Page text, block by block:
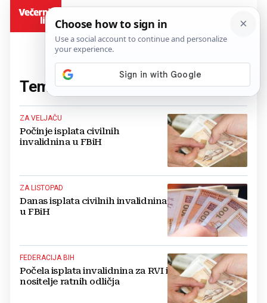
Tema:invalidnina(50 članaka)
ZA VELJAČU
Počinje isplata civilnih
invalidnina u FBiH
ZA LISTOPAD
Danas isplata civilnih invalidnina
u FBiH
FEDERACIJA BIH
Počela isplata invalidnina za RVI i
nositelje ratnih odličja